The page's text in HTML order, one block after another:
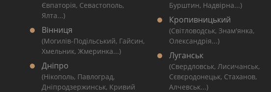
Євпаторія, Севастополь,
Ялта...)
Вінниця
(Могилів-Подільський, Гайсин,
Хмельник, Жмеринка...)
Дніпро
(Нікополь, Павлоград,
Дніпродзержинськ, Кривий
Бурштин, Надвірна...)
Кропивницький
(Світловодськ, Знам'янка,
Олександрія...)
Луганськ
(Свердловськ, Лисичанськ,
Сєвєродонецьк, Стаханов,
Алчевськ...)